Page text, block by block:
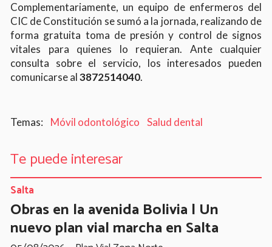
Complementariamente, un equipo de enfermeros del
CIC de Constitución se sumó a la jornada, realizando de
forma gratuita toma de presión y control de signos
vitales para quienes lo requieran. Ante cualquier
consulta sobre el servicio, los interesados pueden
comunicarse al3872514040.
Móvil odontológico Salud dental
Te puede interesar
Obras en la avenida Bolivia | Un
nuevo plan vial marcha en Salta
Salta